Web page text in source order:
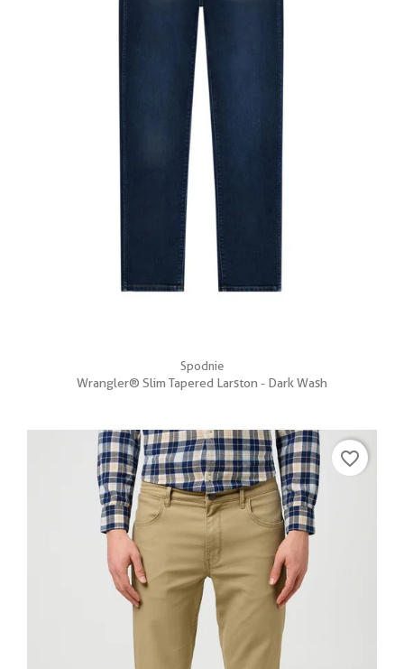
Spodnie
Wrangler® Slim Tapered Larston - Dark Wash
favorite_border